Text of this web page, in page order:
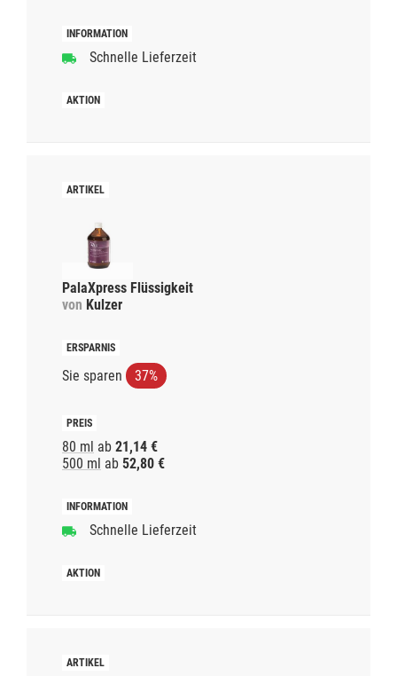
Schnelle Lieferzeit
PalaXpress Flüssigkeit
von Kulzer
Sie sparen 37%
80 ml ab 21,14 €
500 ml ab 52,80 €
Schnelle Lieferzeit